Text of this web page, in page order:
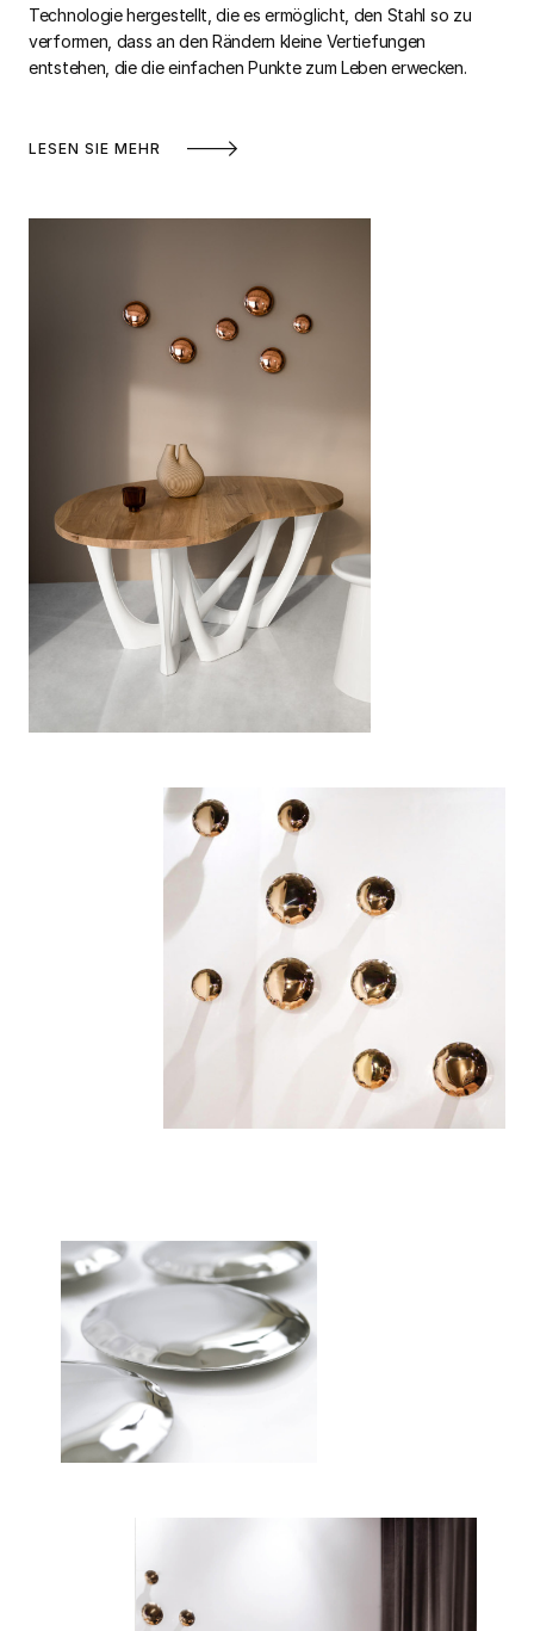
Technologie hergestellt, die es ermöglicht, den Stahl so zu
verformen, dass an den Rändern kleine Vertiefungen
entstehen, die die einfachen Punkte zum Leben erwecken.
LESEN SIE MEHR